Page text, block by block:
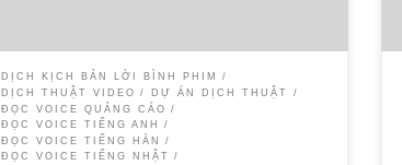
DỊCH KỊCH BẢN LỜI BÌNH PHIM
DỊCH THUẬT VIDEO
DỰ ÁN DỊCH THUẬT
ĐỌC VOICE QUẢNG CÁO
ĐỌC VOICE TIẾNG ANH
ĐỌC VOICE TIẾNG HÀN
ĐỌC VOICE TIẾNG NHẬT